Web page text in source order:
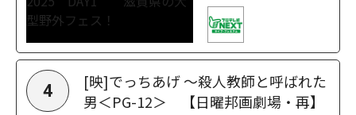
4
[映]でっちあげ ～殺人教師と呼ばれた
男＜PG-12＞ 【日曜邦画劇場・再】